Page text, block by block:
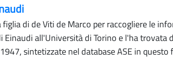
di de Viti de Marco per raccogliere le
all'Università di Torino e l'ha
sintetizzate nel database ASE in questo